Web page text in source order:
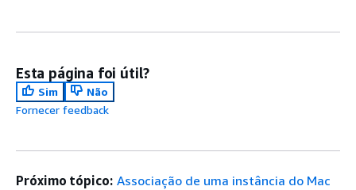
Esta página foi útil?
Sim
Não
Fornecer feedback
Próximo tópico: Associação de uma instância do Mac